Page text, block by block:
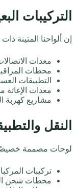
التركيبات
إن ألواحنا المتينة
معدات
محطات
التطبيقات
معدات الإغاثة
مشاريع كهربة
النقل
لوحات مصممة
تركيبات
محطات شحن